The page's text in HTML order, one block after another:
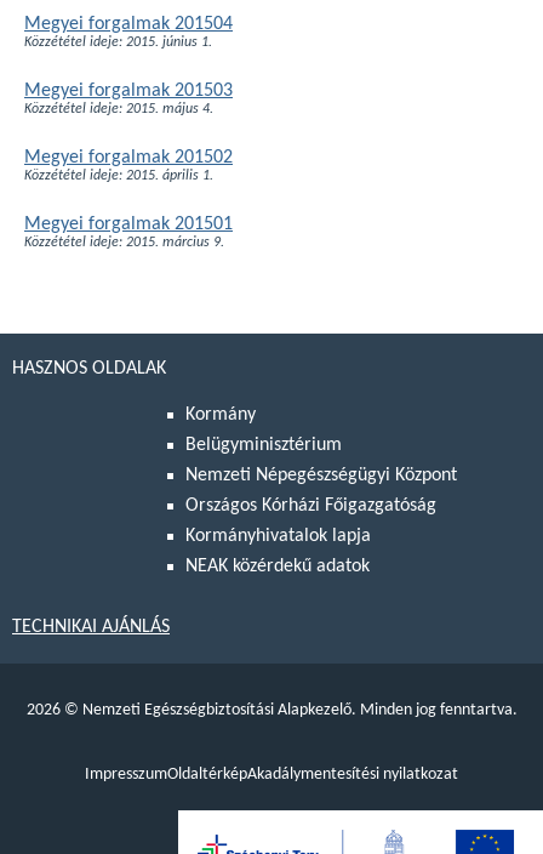
Megyei forgalmak 201504
Közzététel ideje: 2015. június 1.
Megyei forgalmak 201503
Közzététel ideje: 2015. május 4.
Megyei forgalmak 201502
Közzététel ideje: 2015. április 1.
Megyei forgalmak 201501
Közzététel ideje: 2015. március 9.
HASZNOS OLDALAK
Kormány
Belügyminisztérium
Nemzeti Népegészségügyi Központ
Országos Kórházi Főigazgatóság
Kormányhivatalok lapja
NEAK közérdekű adatok
TECHNIKAI AJÁNLÁS
2026 © Nemzeti Egészségbiztosítási Alapkezelő. Minden jog fenntartva.
ImpresszumOldaltérképAkadálymentesítési nyilatkozat